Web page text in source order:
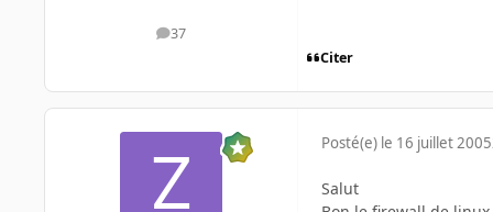
37
messages
Citer
Posté(e) le 16 juillet 2005
Salut